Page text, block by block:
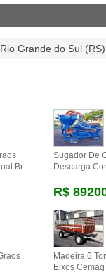
Grande do Sul (RS)
Br
Sugador De
Descarga
R$
Madeira 6
Eixos Cemag